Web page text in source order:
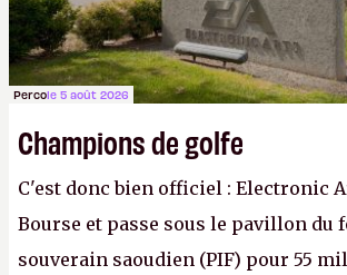
Percole 5 août 2026
Champions de golfe
C'est donc bien officiel : Electronic
Bourse et passe sous le pavillon du
souverain saoudien (PIF) pour 55